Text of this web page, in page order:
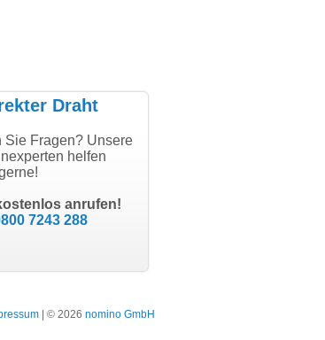
vielen
software GbR
Landau an der Isar
"Vielen Dank für den
Draht
Sie Fragen? Unsere
helfen
anrufen!
7243 288
| © 2026 nomino GmbH